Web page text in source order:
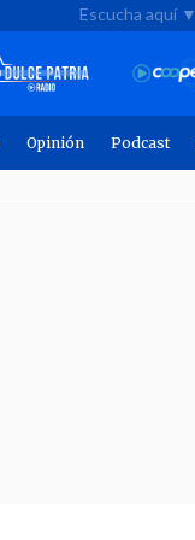
Escucha aquí ▼
Opinión Podcast